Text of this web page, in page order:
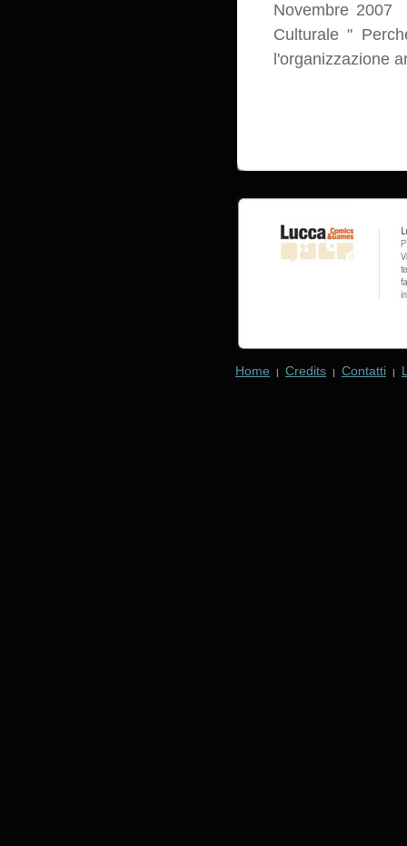
Novembre 2007
Culturale "
l'organizzazione
Home | Credits | Contatti |